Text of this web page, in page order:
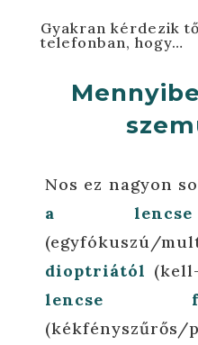
Gyakran kérdezik
telefonban, hogy…
Nos ez nagyon
a
dioptriától
lencse